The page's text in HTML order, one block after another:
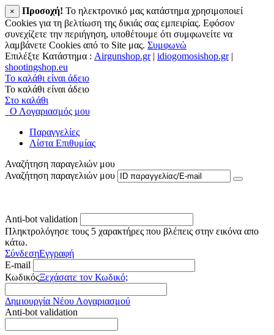
× Προσοχή! To ηλεκτρονικό μας κατάστημα χρησιμοποιεί
Cookies για τη βελτίωση της δικιάς σας εμπειρίας. Εφόσον
συνεχίζετε την περιήγηση, υποθέτουμε ότι συμφωνείτε να
λαμβάνετε Cookies από το Site μας. Συμφωνώ
Επιλέξτε Κατάστημα : Airgunshop.gr| idiogomosishop.gr|
shootingshop.eu
Το καλάθι είναι άδειο
Το καλάθι είναι άδειο
Στο καλάθι
Ο Λογαριασμός μου
Παραγγελίες
Λίστα Επιθυμίας
Αναζήτηση παραγελιών μου
Αναζήτηση παραγελιών μου
Anti-bot validation
Πληκτρολόγησε τους 5 χαρακτήρες που βλέπεις στην εικόνα απο
κάτω.
ΣύνδεσηΕγγραφή
E-mail
ΚωδικόςΞεχάσατε τον Κωδικό;
Δημιουργία Νέου Λογαριασμού
Anti-bot validation